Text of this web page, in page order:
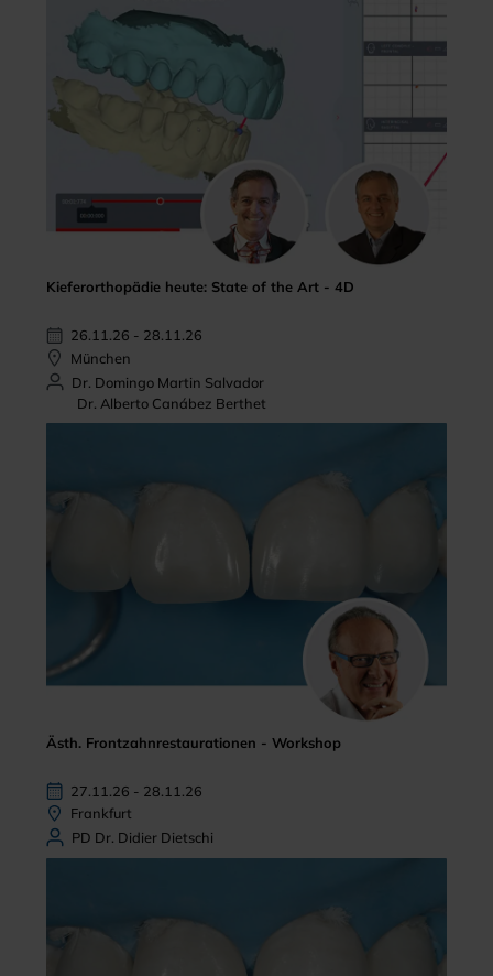
Kieferorthopädie heute: State of the Art - 4D
26.11.26 - 28.11.26
München
Dr. Domingo Martin Salvador
Dr. Alberto Canábez Berthet
Ästh. Frontzahnrestaurationen - Workshop
27.11.26 - 28.11.26
Frankfurt
PD Dr. Didier Dietschi